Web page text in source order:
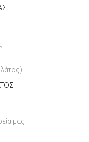
)
μας